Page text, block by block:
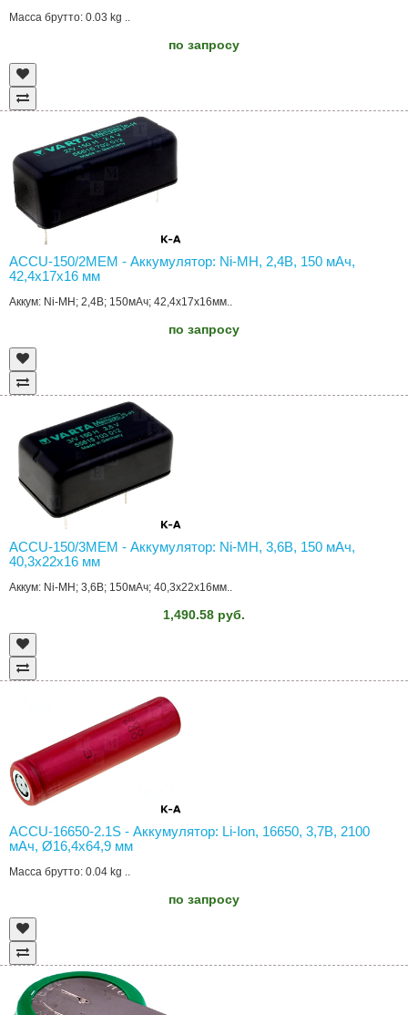
Масса брутто: 0.03 kg ..
по запросу
ACCU-150/2MEM - Аккумулятор: Ni-MH, 2,4В, 150 мAч,
42,4x17x16 мм
Аккум: Ni-MH; 2,4В; 150мАч; 42,4x17x16мм..
по запросу
ACCU-150/3MEM - Аккумулятор: Ni-MH, 3,6В, 150 мAч,
40,3x22x16 мм
Аккум: Ni-MH; 3,6В; 150мАч; 40,3x22x16мм..
1,490.58 руб.
ACCU-16650-2.1S - Аккумулятор: Li-Ion, 16650, 3,7В, 2100
мAч, Ø16,4x64,9 мм
Масса брутто: 0.04 kg ..
по запросу